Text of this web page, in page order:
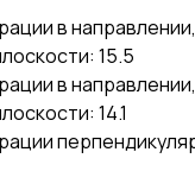
в направлении,
15.5
в направлении,
14.1